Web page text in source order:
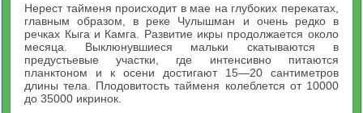
Нерест тайменя происходит в мае на глубоких перекатах,
главным образом, в реке Чулышман и очень редко в
речках Кыга и Камга. Развитие икры продолжается около
месяца. Выклюнувшиеся мальки скатываются в
предустьевые участки, где интенсивно питаются
планктоном и к осени достигают 15—20 сантиметров
длины тела. Плодовитость тайменя колеблется от 10000
до 35000 икринок.